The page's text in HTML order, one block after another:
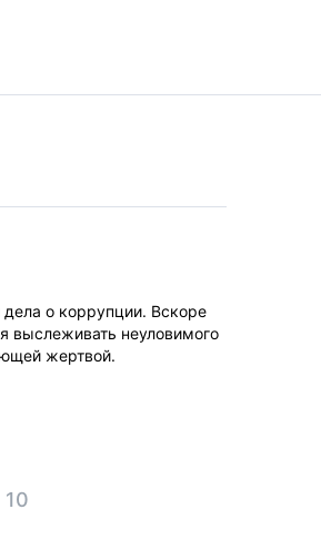
о коррупции. Вскоре
выслеживать неуловимого
жертвой.
10